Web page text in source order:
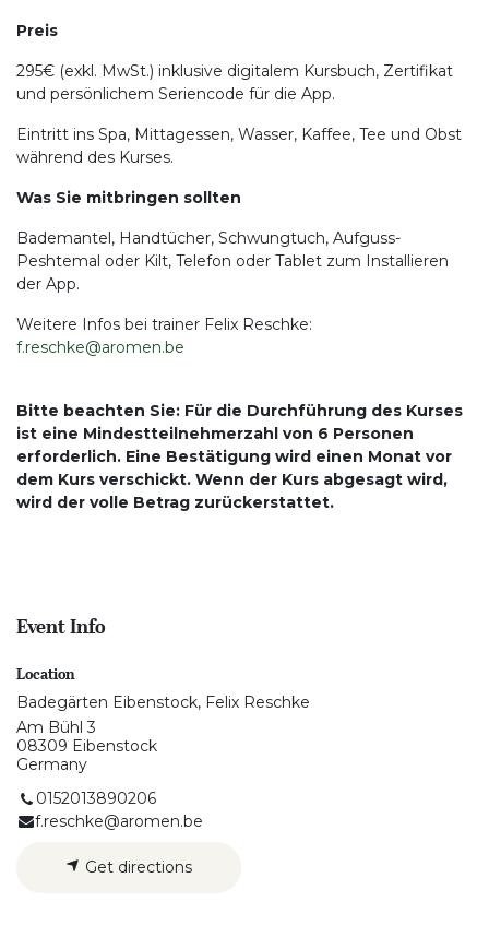
Preis
295€ (exkl. MwSt.) inklusive digitalem Kursbuch, Zertifikat
und persönlichem Seriencode für die App.
Eintritt ins Spa, Mittagessen, Wasser, Kaffee, Tee und Obst
während des Kurses.
Was Sie mitbringen sollten
Bademantel, Handtücher, Schwungtuch, Aufguss-
Peshtemal oder Kilt, Telefon oder Tablet zum Installieren
der App.
Weitere Infos bei trainer Felix Reschke:
f.reschke@aromen.be
Bitte beachten Sie: Für die Durchführung des Kurses
ist eine Mindestteilnehmerzahl von 6 Personen
erforderlich. Eine Bestätigung wird einen Monat vor
dem Kurs verschickt. Wenn der Kurs abgesagt wird,
wird der volle Betrag zurückerstattet.
Event Info
Location
Badegärten Eibenstock, Felix Reschke
Am Bühl 3
08309 Eibenstock
Germany
0152013890206
f.reschke@aromen.be
Get directions